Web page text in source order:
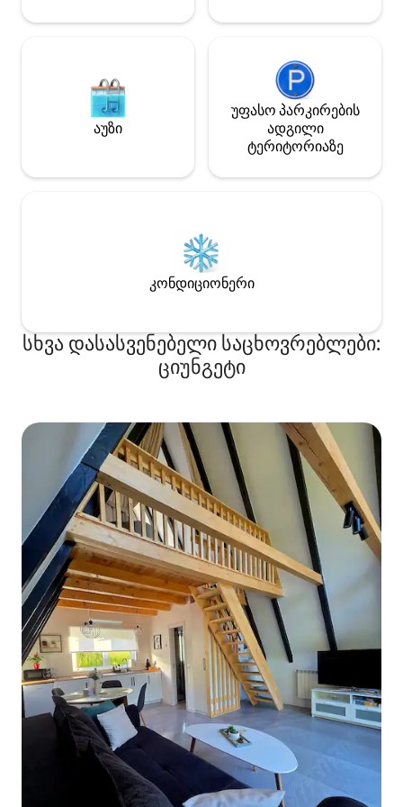
აუზი
უფასო პარკირების
ადგილი
ტერიტორიაზე
კონდიციონერი
სხვა დასასვენებელი საცხოვრებლები:
ციუნგეტი